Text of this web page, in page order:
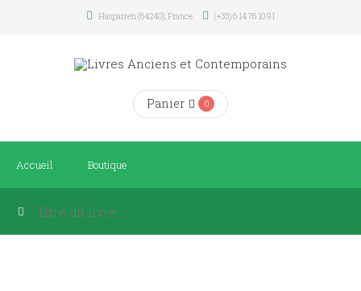
Hasparren (64240), France (+33) 6 14 76 10 91
Panier 0
Accueil Boutique